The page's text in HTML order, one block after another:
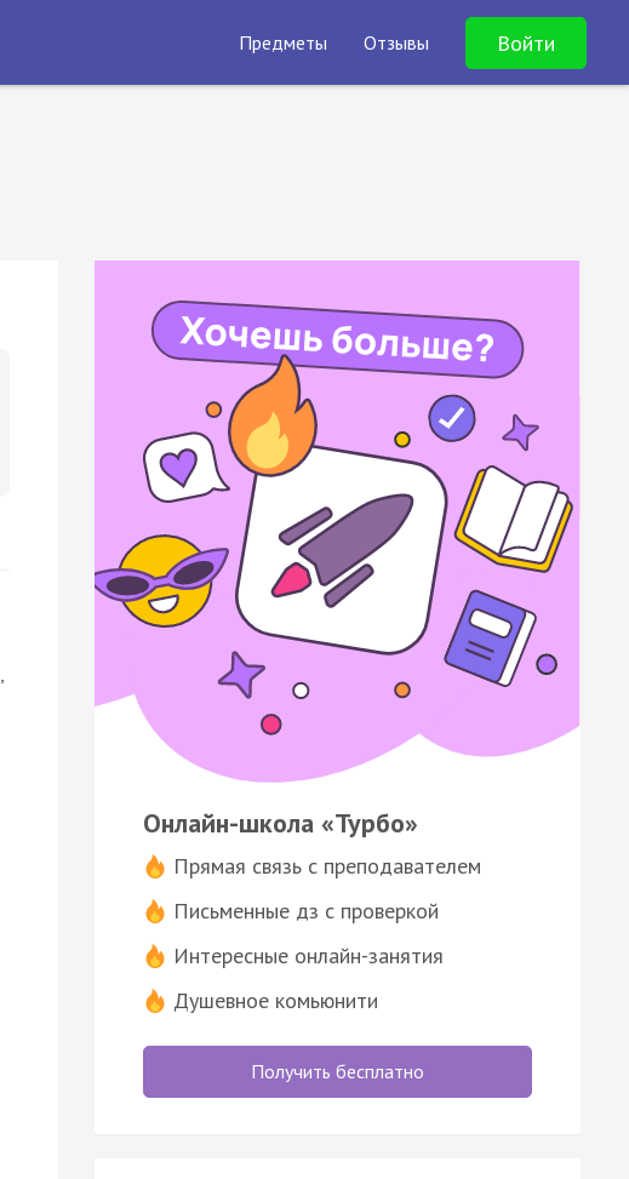
Предметы Отзывы Войти
Онлайн-школа «Турбо»
Прямая связь с преподавателем
Письменные дз с проверкой
Интересные онлайн-занятия
Душевное комьюнити
Получить бесплатно